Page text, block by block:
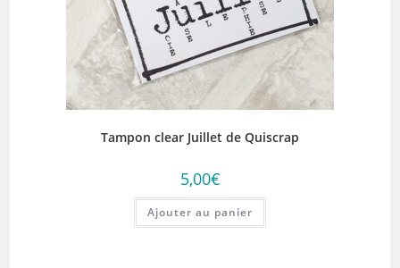
Tampon clear Juillet de Quiscrap
5,00€
Ajouter au panier